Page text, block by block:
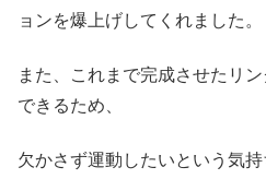
ョンを爆上げしてくれました。
また、これまで完成させたリ
できるため、
欠かさず運動したいという気持